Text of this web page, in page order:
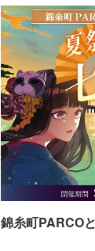
錦糸町PARCO